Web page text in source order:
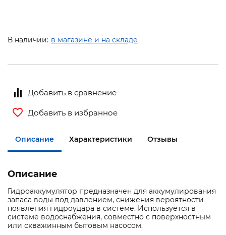
В наличии: в магазине и на складе
Добавить в сравнение
Добавить в избранное
Описание Характеристики Отзывы
Описание
Гидроаккумулятор предназначен для аккумулирования
запаса воды под давлением, снижения вероятности
появления гидроудара в системе. Используется в
системе водоснабжения, совместно с поверхностным
или скважинным бытовым насосом.